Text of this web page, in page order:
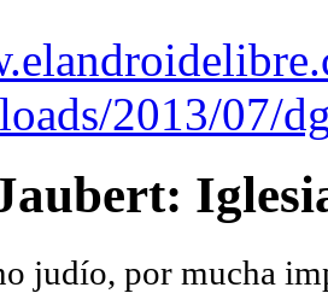
2013/07/
judío, por mucha